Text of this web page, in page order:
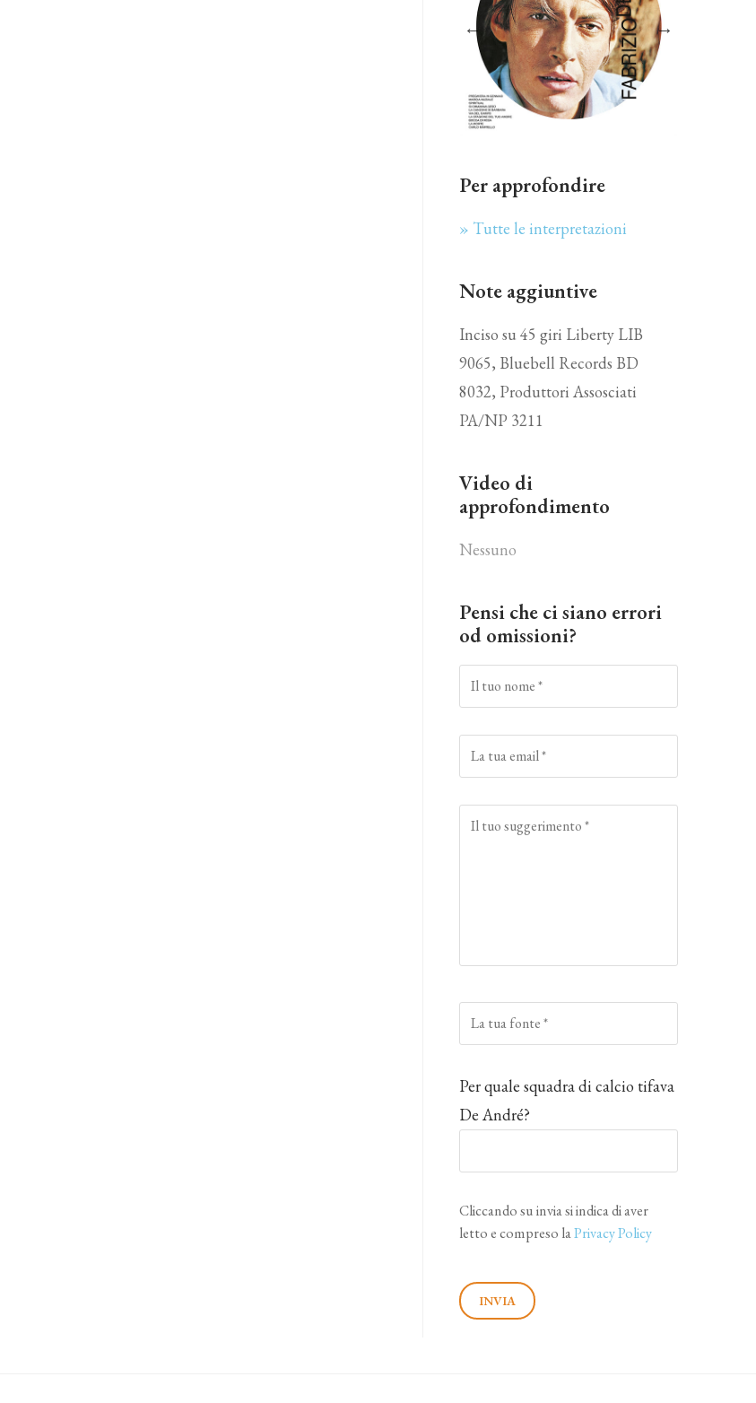
Per approfondire
» Tutte le interpretazioni
Note aggiuntive
Inciso su 45 giri Liberty LIB
9065, Bluebell Records BD
8032, Produttori Assosciati
PA/NP 3211
Video di
approfondimento
Nessuno
Pensi che ci siano errori
od omissioni?
Per quale squadra di calcio tifava
De André?
Cliccando su invia si indica di aver
letto e compreso laPrivacy Policy